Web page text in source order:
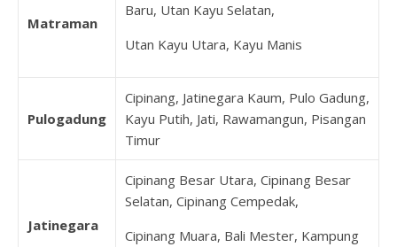
Matraman
Baru, Utan Kayu Selatan,
Utan Kayu Utara, Kayu Manis
Pulogadung
Cipinang, Jatinegara Kaum, Pulo Gadung,
Kayu Putih, Jati, Rawamangun, Pisangan
Timur
Jatinegara
Cipinang Besar Utara, Cipinang Besar
Selatan, Cipinang Cempedak,
Cipinang Muara, Bali Mester, Kampung